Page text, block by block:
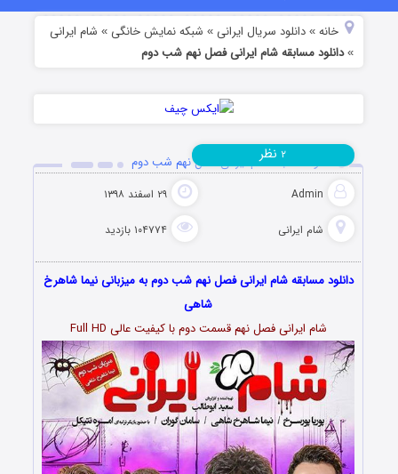
خانه »دانلود سریال ایرانی » شبکه نمایش خانگی » شام ایرانی
»دانلود مسابقه شام ایرانی فصل نهم شب دوم
دانلود مسابقه شام ایرانی فصل نهم شب دوم
Admin ۲۹ اسفند ۱۳۹۸
شام ایرانی ۱۰۴۷۷۴ بازدید
۲ نظر
دانلود مسابقه شام ایرانی فصل نهم شب دوم به میزبانی نیما شاهرخ
شاهی
شام ایرانی فصل نهم قسمت دوم با کیفیت عالی Full HD